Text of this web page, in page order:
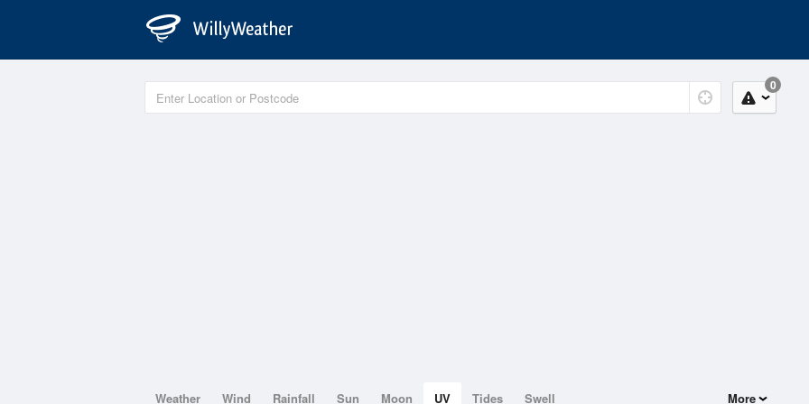
0
Weather Wind Rainfall Sun Moon UV Tides Swell More